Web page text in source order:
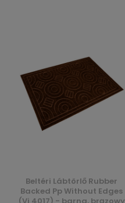
Beltéri Lábtörlő Rubber
Backed Pp Without Edges